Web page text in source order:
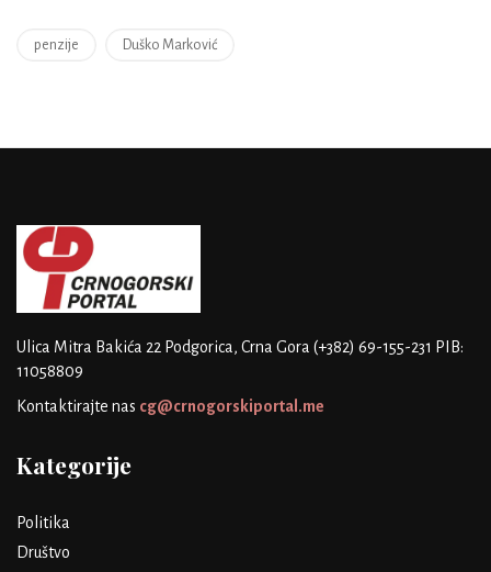
penzije Duško Marković
Ulica Mitra Bakića 22 Podgorica, Crna Gora (+382) 69-155-231 PIB:
11058809
Kontaktirajte nas cg@crnogorskiportal.me
Kategorije
Politika
Društvo